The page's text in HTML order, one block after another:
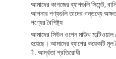
আমাদের কাগজের ব্যাগগুলি সিমেন্ট,
আপনার পণ্যগুলি তাদের গন্তব্যে
পণ্যের বৈশিষ্ট্য
আমাদের সিউন ওপেন মাউথ
হয়েছে। আমাদের ব্যাগের কয়েকটি মূল
1. আর্দ্রতা প্রতিরোধী